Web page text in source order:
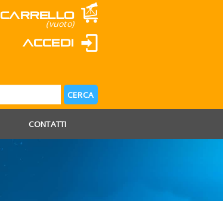
Carrello
(vuoto)
Accedi
CONTATTI